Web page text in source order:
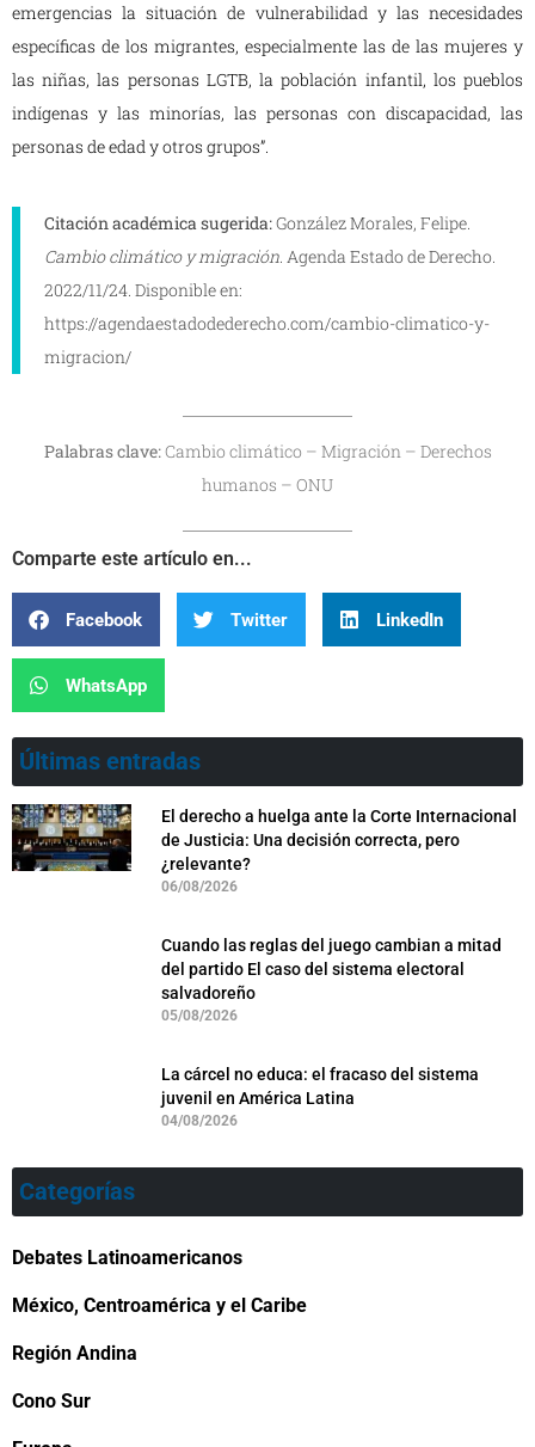
emergencias la situación de vulnerabilidad y las necesidades
específicas de los migrantes, especialmente las de las mujeres y
las niñas, las personas LGTB, la población infantil, los pueblos
indígenas y las minorías, las personas con discapacidad, las
personas de edad y otros grupos”.
Citación académica sugerida:González Morales, Felipe.
Cambio climático y migración. Agenda Estado de Derecho.
2022/11/24. Disponible en:
https://agendaestadodederecho.com/cambio-climatico-y-
migracion/
Palabras clave:Cambio climático – Migración – Derechos
humanos – ONU
Comparte este artículo en...
Facebook Twitter LinkedIn
WhatsApp
Últimas entradas
El derecho a huelga ante la Corte Internacional
de Justicia: Una decisión correcta, pero
¿relevante?
06/08/2026
Cuando las reglas del juego cambian a mitad
del partido El caso del sistema electoral
salvadoreño
05/08/2026
La cárcel no educa: el fracaso del sistema
juvenil en América Latina
04/08/2026
Categorías
Debates Latinoamericanos
México, Centroamérica y el Caribe
Región Andina
Cono Sur